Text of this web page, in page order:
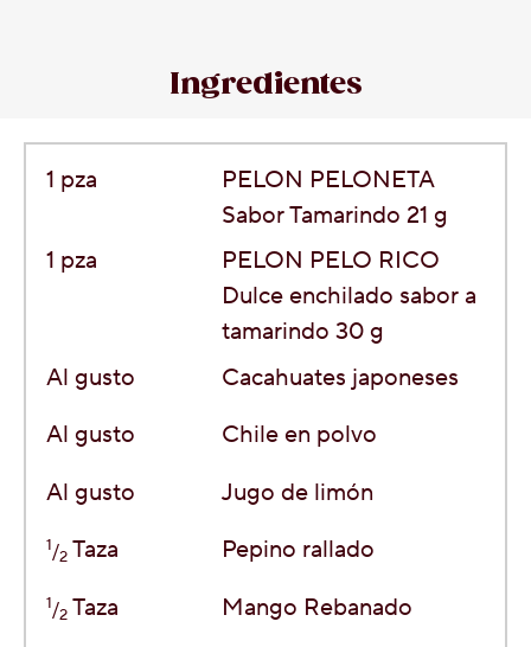
Ingredientes
1 pza
PELON PELONETA
Sabor Tamarindo 21 g
1 pza
PELON PELO RICO
Dulce enchilado sabor a
tamarindo 30 g
Al gusto
Cacahuates japoneses
Al gusto
Chile en polvo
Al gusto
Jugo de limón
1/2 Taza Pepino rallado
1/2 Taza Mango Rebanado